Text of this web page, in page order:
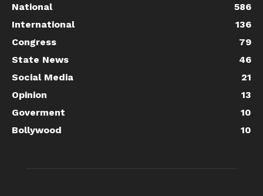
National
586
International
136
Congress
79
State News
46
Social Media
21
Opinion
13
Goverment
10
Bollywood
10